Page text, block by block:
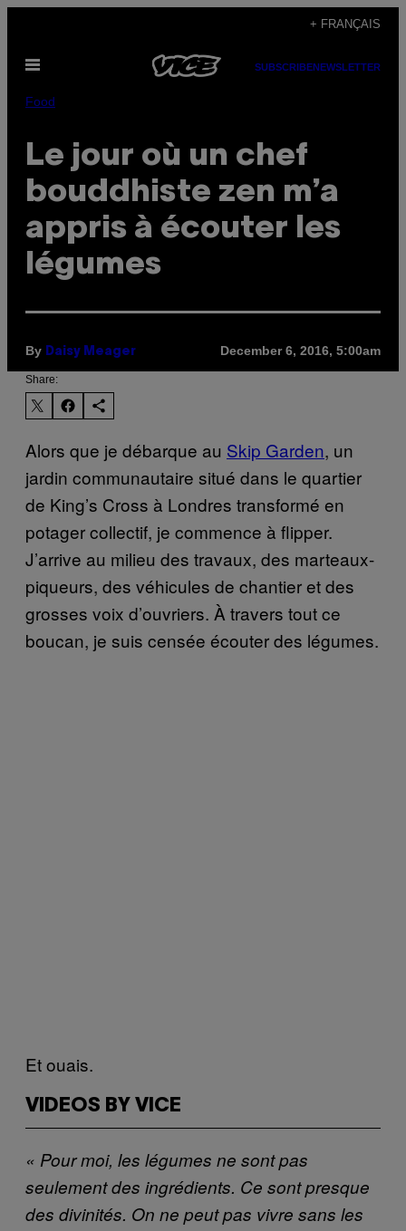
content
+ FRANÇAIS
Open
SUBSCRIBENEWSLETTER
Food
Le jour où un chef
bouddhiste zen m’a
appris à écouter les
légumes
By Daisy Meager December 6, 2016, 5:00am
Share:
Alors que je débarque au Skip Garden, un
jardin communautaire situé dans le quartier
de King’s Cross à Londres transformé en
potager collectif, je commence à flipper.
J’arrive au milieu des travaux, des marteaux-
piqueurs, des véhicules de chantier et des
grosses voix d’ouvriers. À travers tout ce
boucan, je suis censée écouter des légumes.
Et ouais.
VIDEOS BY VICE
« Pour moi, les légumes ne sont pas
seulement des ingrédients. Ce sont presque
des divinités. On ne peut pas vivre sans les